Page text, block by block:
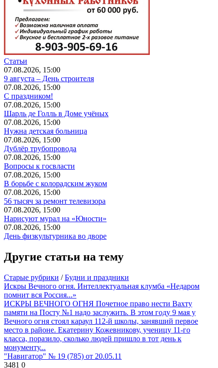
Статьи
07.08.2026, 15:00
9 августа – День строителя
07.08.2026, 15:00
С праздником!
07.08.2026, 15:00
Шарль де Голль в Доме учёных
07.08.2026, 15:00
Нужна детская больница
07.08.2026, 15:00
Дублёр трубопровода
07.08.2026, 15:00
Вопросы к госвласти
07.08.2026, 15:00
В борьбе с колорадским жуком
07.08.2026, 15:00
56 тысяч за ремонт телевизора
07.08.2026, 15:00
Нарисуют мурал на «Юности»
07.08.2026, 15:00
День физкультурника во дворе
Другие статьи на тему
Старые рубрики /Будни и праздники
Искры Вечного огня. Интеллектуальная клумба «Недаром
помнит вся Россия...»
ИСКРЫ ВЕЧНОГО ОГНЯ Почетное право нести Вахту
памяти на Посту №1 надо заслужить. В этом году 9 мая у
Вечного огня стоял караул 112-й школы, занявший первое
место в районе. Екатерину Кожевникову, ученицу 11-го
класса, поразило, сколько людей пришло в тот день к
монументу...
"Навигатор" № 19 (785) от 20.05.11
3481 0